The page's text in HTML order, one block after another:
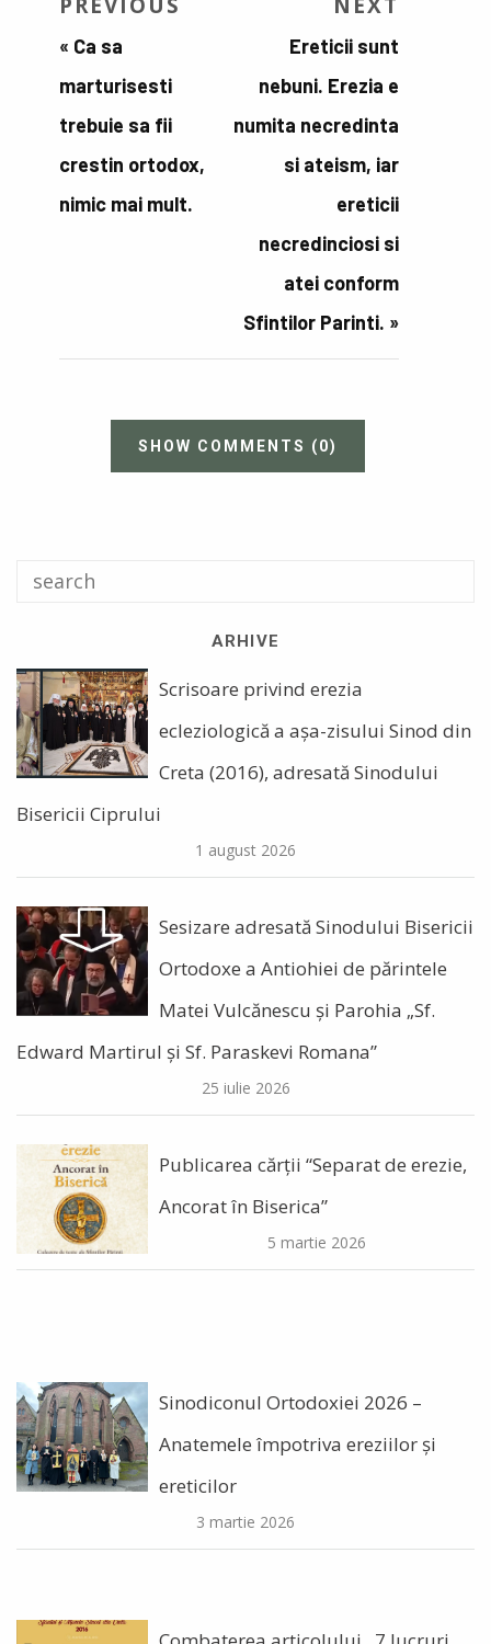
PREVIOUS
« Ca sa
marturisesti
trebuie sa fii
crestin ortodox,
nimic mai mult.
NEXT
Ereticii sunt
nebuni. Erezia e
numita necredinta
si ateism, iar
ereticii
necredinciosi si
atei conform
Sfintilor Parinti. »
SHOW COMMENTS (0)
ARHIVE
Scrisoare privind erezia
ecleziologică a așa-zisului Sinod din
Creta (2016), adresată Sinodului
Bisericii Ciprului
1 august 2026
Sesizare adresată Sinodului Bisericii
Ortodoxe a Antiohiei de părintele
Matei Vulcănescu și Parohia „Sf.
Edward Martirul și Sf. Paraskevi Romana”
25 iulie 2026
Publicarea cărții “Separat de erezie,
Ancorat în Biserica”
5 martie 2026
Sinodiconul Ortodoxiei 2026 –
Anatemele împotriva ereziilor şi
ereticilor
3 martie 2026